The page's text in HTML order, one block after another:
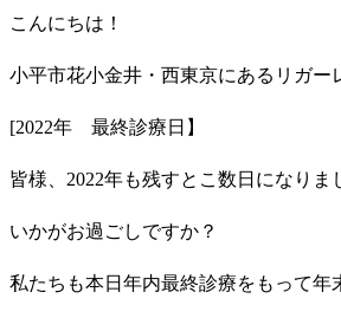
こんにちは！
小平市花小金井・西東京にあるリガー
[2022年 最終診療日】
皆様、2022年も残すとこ数日になりま
いかがお過ごしですか？
私たちも本日年内最終診療をもって年